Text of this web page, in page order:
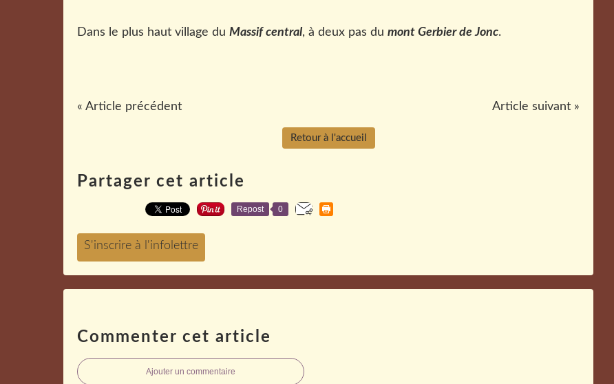
Dans le plus haut village du Massif central, à deux pas du mont Gerbier de Jonc.
« Article précédent Article suivant »
Retour à l'accueil
Partager cet article
Repost 0
Commenter cet article
Ajouter un commentaire